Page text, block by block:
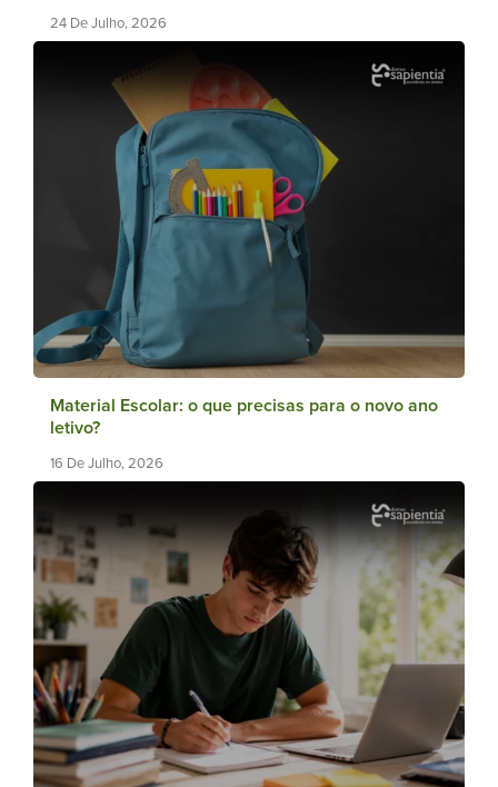
24 De Julho, 2026
Material Escolar: o que precisas para o novo ano
letivo?
16 De Julho, 2026